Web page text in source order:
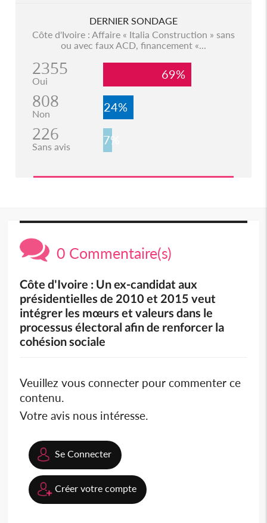
DERNIER SONDAGE
Côte d'Ivoire : Affaire « Italia Construction » sans
ou avec faux ACD, financement «...
2355
Oui 69%
808
Non 24%
226
Sans avis 7%
0 Commentaire(s)
Côte d'Ivoire : Un ex-candidat aux
présidentielles de 2010 et 2015 veut
intégrer les mœurs et valeurs dans le
processus électoral afin de renforcer la
cohésion sociale
Veuillez vous connecter pour commenter ce
contenu.
Votre avis nous intéresse.
Se Connecter
Créer votre compte